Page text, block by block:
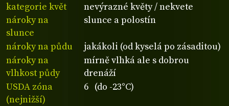
kategorie květ
nevýrazné květy / nekvete
nároky na
slunce
slunce a polostín
nároky na půdu
jakákoli (od kyselá po zásaditou)
nároky na
vlhkost půdy
mírně vlhká ale s dobrou
drenáží
USDA zóna
(nejnižší)
6 (do -23°C)